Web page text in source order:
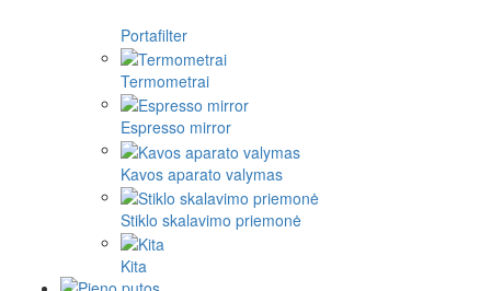
Portafilter
Termometrai
Espresso mirror
Kavos aparato valymas
Stiklo skalavimo priemonė
Kita